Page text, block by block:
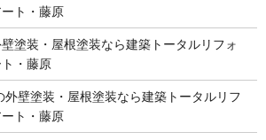
ト・藤原
塗装・屋根塗装なら建築トータルリフォ
・藤原
外壁塗装・屋根塗装なら建築トータルリフ
ト・藤原